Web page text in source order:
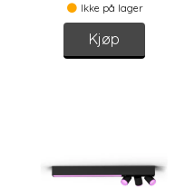
Ikke på lager
Kjøp